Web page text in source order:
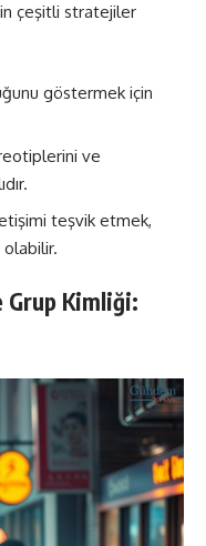
çeşitli stratejiler
göstermek için
ve
teşvik etmek,
olabilir.
Kimliği: